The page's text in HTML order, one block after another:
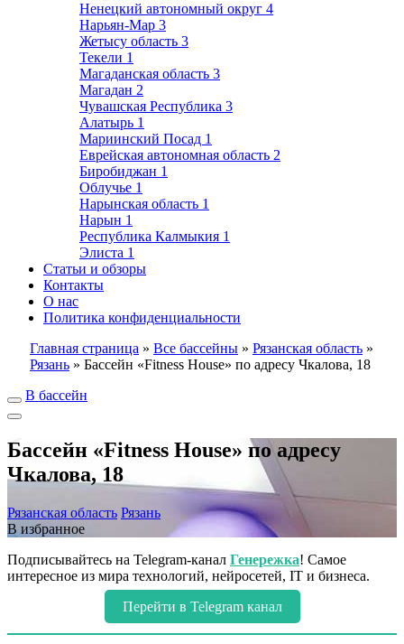
Ненецкий автономный округ 4
Нарьян-Мар 3
Жетысу область 3
Текели 1
Магаданская область 3
Магадан 2
Чувашская Республика 3
Алатырь 1
Мариинский Посад 1
Еврейская автономная область 2
Биробиджан 1
Облучье 1
Нарынская область 1
Нарын 1
Республика Калмыкия 1
Элиста 1
Статьи и обзоры
Контакты
О нас
Политика конфиденциальности
Главная страница » Все бассейны » Рязанская область »
Рязань » Бассейн «Fitness House» по адресу Чкалова, 18
В бассейн
Бассейн «Fitness House» по адресу
Чкалова, 18
Рязанская область Рязань
В избранное
Подписывайтесь на Telegram-канал Генережка! Самое
интересное из мира технологий, нейросетей, IT и бизнеса.
Перейти в Telegram канал